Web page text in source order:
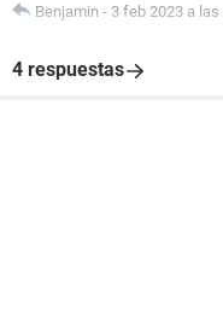
Benjamin - 3 feb 2023 a las
4 respuestas